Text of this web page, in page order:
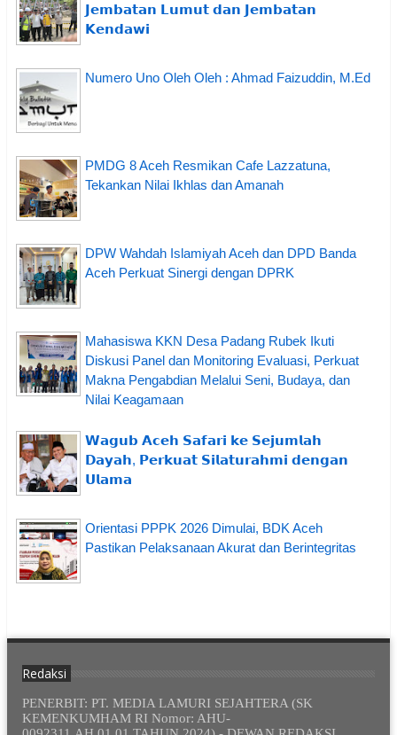
𝗝𝗲𝗺𝗯𝗮𝘁𝗮𝗻 𝗟𝘂𝗺𝘂𝘁 𝗱𝗮𝗻 𝗝𝗲𝗺𝗯𝗮𝘁𝗮𝗻
𝗞𝗲𝗻𝗱𝗮𝘄𝗶
Numero Uno Oleh Oleh : Ahmad Faizuddin, M.Ed
PMDG 8 Aceh Resmikan Cafe Lazzatuna,
Tekankan Nilai Ikhlas dan Amanah
DPW Wahdah Islamiyah Aceh dan DPD Banda
Aceh Perkuat Sinergi dengan DPRK
Mahasiswa KKN Desa Padang Rubek Ikuti
Diskusi Panel dan Monitoring Evaluasi, Perkuat
Makna Pengabdian Melalui Seni, Budaya, dan
Nilai Keagamaan
𝗪𝗮𝗴𝘂𝗯 𝗔𝗰𝗲𝗵 𝗦𝗮𝗳𝗮𝗿𝗶 𝗸𝗲 𝗦𝗲𝗷𝘂𝗺𝗹𝗮𝗵
𝗗𝗮𝘆𝗮𝗵, 𝗣𝗲𝗿𝗸𝘂𝗮𝘁 𝗦𝗶𝗹𝗮𝘁𝘂𝗿𝗮𝗵𝗺𝗶 𝗱𝗲𝗻𝗴𝗮𝗻
𝗨𝗹𝗮𝗺𝗮
Orientasi PPPK 2026 Dimulai, BDK Aceh
Pastikan Pelaksanaan Akurat dan Berintegritas
Redaksi
PENERBIT: PT. MEDIA LAMURI SEJAHTERA (SK
KEMENKUMHAM RI Nomor: AHU-